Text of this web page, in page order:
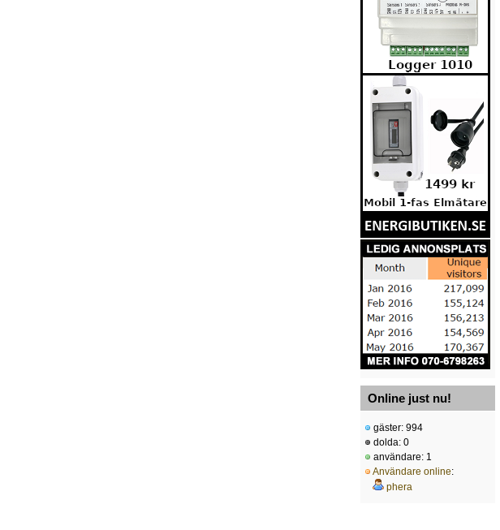
Online just nu!
gäster: 994
dolda: 0
användare: 1
Användare online:
phera